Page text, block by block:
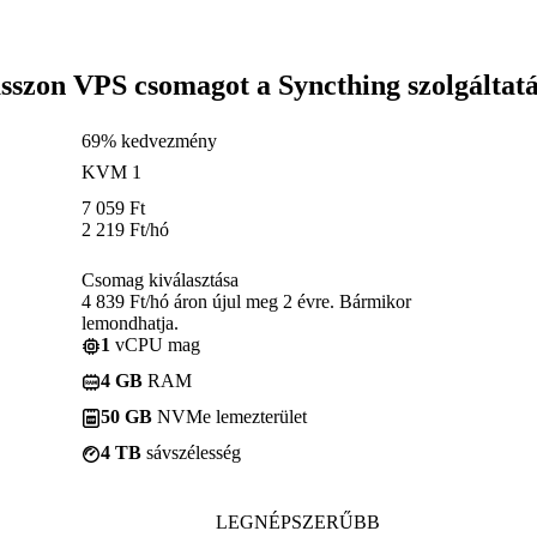
VPS csomagot a Syncthing
69% kedvezmény
KVM 1
7 059 Ft
2 219 Ft/hó
Csomag kiválasztása
4 839 Ft/hó áron újul meg 2 évre. Bármikor
lemondhatja.
1 vCPU mag
4 GB RAM
50 GB NVMe lemezterület
4 TB sávszélesség
LEGNÉPSZERŰBB